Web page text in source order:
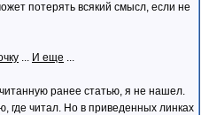
потерять всякий смысл, если не
... И еще ...
ранее статью, я не нашел.
где читал. Но в приведенных линках